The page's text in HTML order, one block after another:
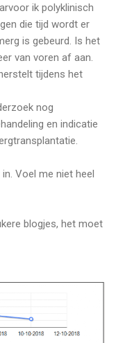
ik polyklinisch
die tijd wordt er
is gebeurd. Is het
van voren af aan.
tijdens het
nog
en indicatie
Voel me niet heel
blogjes, het moet